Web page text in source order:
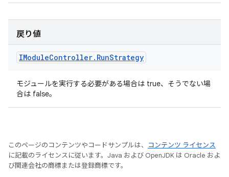
戻り値
IModuleController. RunStrategy
モジュールを実行する必要がある場合は true、そうでない場
合は false。
このページのコンテンツやコードサンプルは、
コンテンツ ライセンス
に記載のライセンスに従います。Java および OpenJDK は Oracle およ
び関連会社の商標または登録商標です。